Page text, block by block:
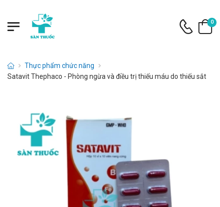
0
Thực phẩm chức năng
Satavit Thephaco - Phòng ngừa và điều trị thiếu máu do thiếu sắt